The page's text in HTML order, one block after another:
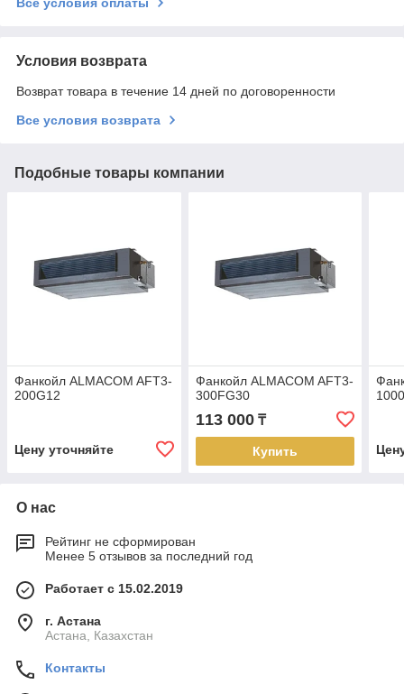
Условия возврата
Возврат товара в течение 14 дней по договоренности
Все условия возврата
Подобные товары компании
Фанкойл ALMACOM AFT3-
200G12
Цену уточняйте
Фанкойл ALMACOM AFT3-
300FG30
113 000₸
Купить
О нас
Рейтинг не сформирован
Менее 5 отзывов за последний год
Работает с 15.02.2019
г. Астана
Астана, Казахстан
Контакты